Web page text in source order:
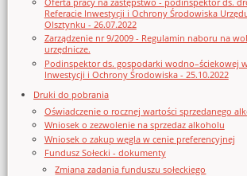
Referacie Inwestycji i Ochrony Środowiska
Olsztynku - 26.07.2022
Zarządzenie nr 9/2009 - Regulamin naboru na
urzędnicze.
Podinspektor ds. gospodarki wodno–ściekowej
Inwestycji i Ochrony Środowiska - 25.10.2022
Druki do pobrania
Oświadczenie o rocznej wartości sprzedanego
Wniosek o zezwolenie na sprzedaz alkoholu
Wniosek o zakup węgla w cenie preferencyjnej
Fundusz Sołecki - dokumenty
Zmiana zadania funduszu sołeckiego